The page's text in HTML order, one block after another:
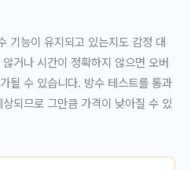
기능이 유지되고 있는지도 감정 대
거나 시간이 정확하지 않으면 오버
될 수 있습니다. 방수 테스트를 통과
되므로 그만큼 가격이 낮아질 수 있